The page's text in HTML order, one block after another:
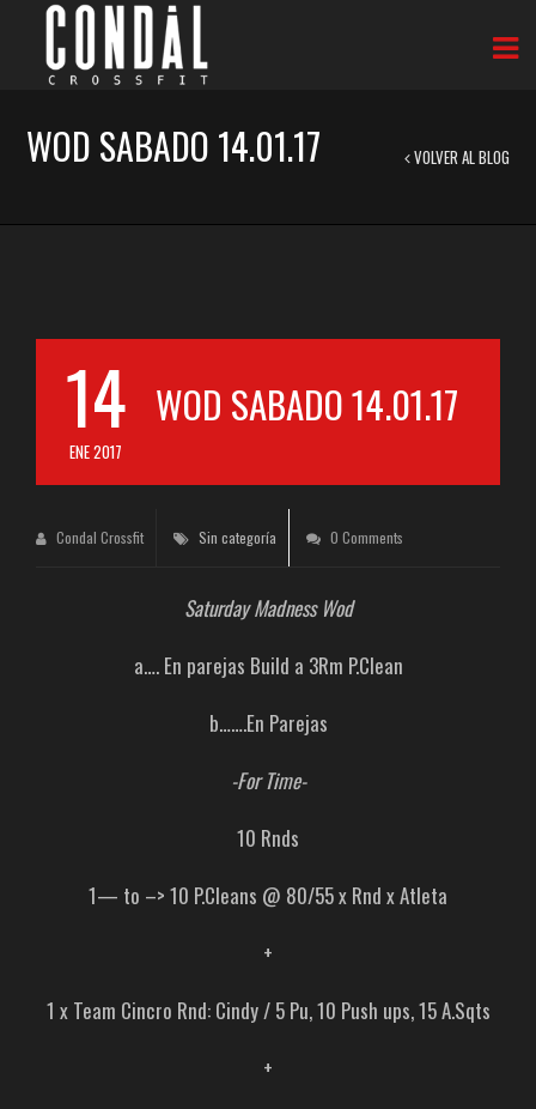
WOD SABADO 14.01.17 VOLVER AL BLOG
14
ENE 2017
WOD SABADO 14.01.17
Condal Crossfit Sin categoría 0 Comments
Saturday Madness Wod
a…. En parejas Build a 3Rm P.Clean
b…….En Parejas
-For Time-
10 Rnds
1— to –> 10 P.Cleans @ 80/55 x Rnd x Atleta
+
1 x Team Cincro Rnd: Cindy / 5 Pu, 10 Push ups, 15 A.Sqts
+